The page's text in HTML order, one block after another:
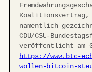
Koalitionsvertrag,
namentlich
CDU/CSU-
veröffentlicht am
https://www.btc-
wollen-bitcoin-